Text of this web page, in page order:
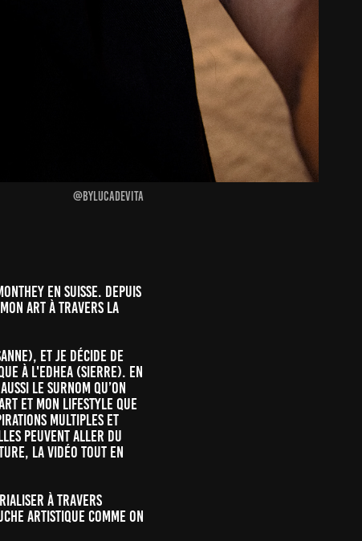
@bylucadevita
en Suisse. Depuis
art à travers la
et je décide de
à l'EDHEA (Sierre). En
le surnom qu’on
art et mon lifestyle que
multiples et
peuvent aller du
la vidéo tout en
à travers
artistique comme on